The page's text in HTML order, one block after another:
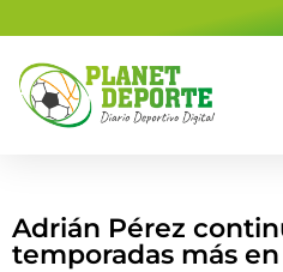
Adrián Pérez
temporadas más